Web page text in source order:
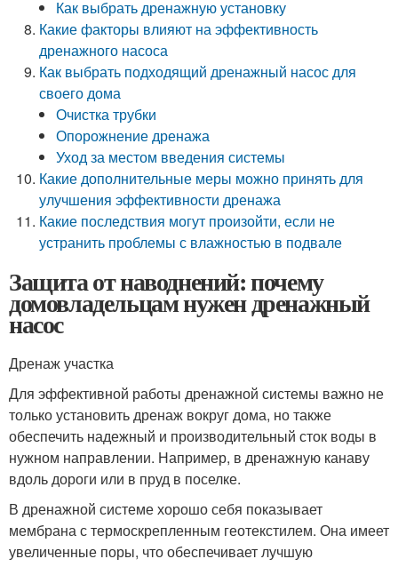
Как выбрать дренажную установку
Какие факторы влияют на эффективность
дренажного насоса
Как выбрать подходящий дренажный насос для
своего дома
Очистка трубки
Опорожнение дренажа
Уход за местом введения системы
Какие дополнительные меры можно принять для
улучшения эффективности дренажа
Какие последствия могут произойти, если не
устранить проблемы с влажностью в подвале
Защита от наводнений: почему
домовладельцам нужен дренажный
насос
Дренаж участка
Для эффективной работы дренажной системы важно не
только установить дренаж вокруг дома, но также
обеспечить надежный и производительный сток воды в
нужном направлении. Например, в дренажную канаву
вдоль дороги или в пруд в поселке.
В дренажной системе хорошо себя показывает
мембрана с термоскрепленным геотекстилем. Она имеет
увеличенные поры, что обеспечивает лучшую